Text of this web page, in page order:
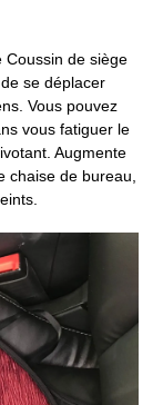
Coussin de siège
se déplacer
Vous pouvez
vous fatiguer le
Augmente
chaise de bureau,